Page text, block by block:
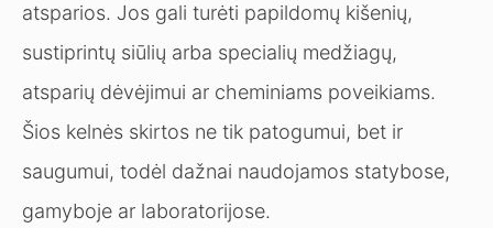
atsparios. Jos gali turėti papildomų kišenių,
sustiprintų siūlių arba specialių medžiagų,
atsparių dėvėjimui ar cheminiams poveikiams.
Šios kelnės skirtos ne tik patogumui, bet ir
saugumui, todėl dažnai naudojamos statybose,
gamyboje ar laboratorijose.